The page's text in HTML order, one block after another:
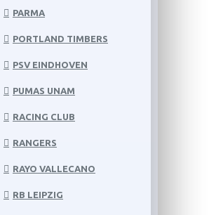
PARMA
PORTLAND TIMBERS
PSV EINDHOVEN
PUMAS UNAM
RACING CLUB
RANGERS
RAYO VALLECANO
RB LEIPZIG